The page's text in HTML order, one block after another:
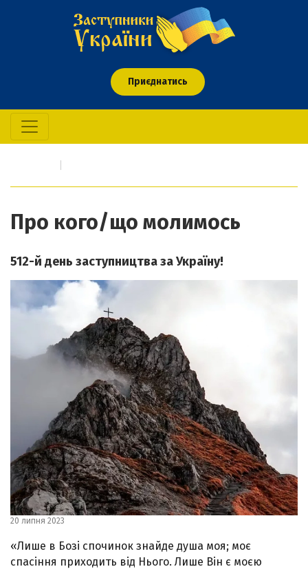
Приєднатись
Про кого/що молимось
512-й день заступництва за Україну!
20 липня 2023
«Лише в Бозі спочинок знайде душа моя; моє
спасіння приходить від Нього. Лише Він є моєю